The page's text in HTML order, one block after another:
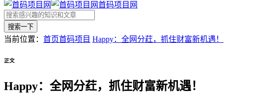
首码项目网
搜索一下
当前位置： 首页首码项目 Happy：全网分荭，抓住财富新机遇！
正文
Happy：全网分荭，抓住财富新机遇！